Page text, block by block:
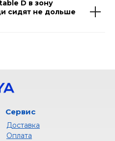
D в зону
сидят не дольше
Сервис
Доставка
Оплата